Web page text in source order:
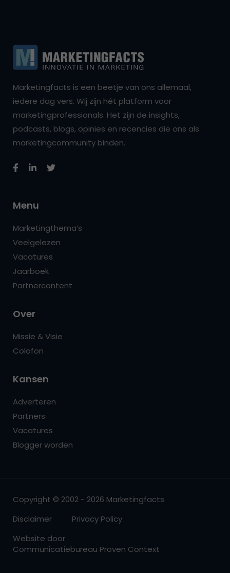
Marketingfacts is een beetje van ons allemaal,
iedere dag vers. Wij zijn hét platform voor
marketingprofessionals. Het zijn de insights,
podcasts, blogs, opinies en recencies die ons als
marketingcommunity binden.
Menu
Marketingthema’s
Veelgelezen
Vacatures
Jaarboek
Partnercontent
Over
Missie & Visie
Colofon
Kansen
Adverteren
Partners
Vacatures
Blogger worden
Copyright © 2002 - 2026 Marketingfacts
Disclaimer
Privacy Policy
Website door
Communicatiebureau Proven Context